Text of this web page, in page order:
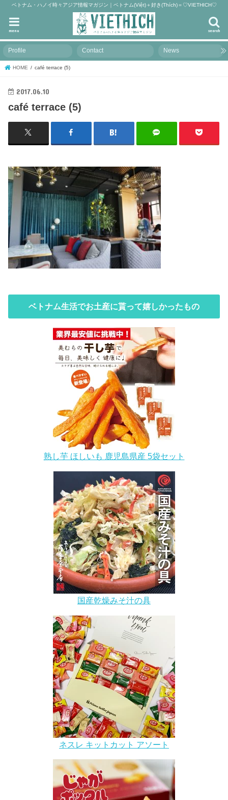
ベトナム・ハノイ時々アジア情報マガジン｜ベトナム(Việt)＋好き(Thích)＝♡VIETHICH♡
search
menu
Profile Contact News
HOME café terrace (5)
2017.06.10
café terrace (5)
ベトナム生活でお土産に貰って嬉しかったもの
熟し芋 ほしいも 鹿児島県産 5袋セット
国産乾燥みそ汁の具
ネスレ キットカット アソート